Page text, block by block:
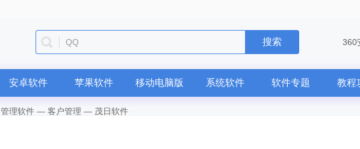
QQ 搜索 360
安卓软件 苹果软件 移动电脑版 系统软件 软件专题 教程
管理软件 — 客户管理 — 茂日软件